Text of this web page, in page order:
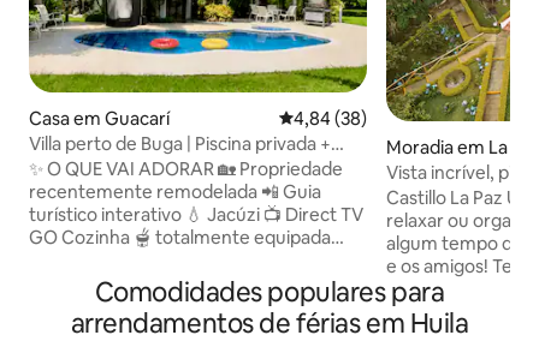
Casa em Guacarí Classificação média de 4,84
4,84 (38)
Villa perto de Buga | Piscina privada +
jacúzi
✨ O QUE VAI ADORAR 🏡 Propriedade
recentemente remodelada 📲 Guia
turístico interativo 💧 Jacúzi 📺 Direct TV
GO Cozinha 🫕 totalmente equipada
de concierge 24 horas por dia, 7 dias por
semana (em área independente) 💦
Piscina com chuveiro exterior •💆🏽‍♀️
Moradia em La
Vista incrível,
sala de eventos
Castillo La Paz Uma bela casa para
relaxar ou
algum tempo de
e os amigos! Tem
aquecido, bar ao
pingue-pongue,
eventos,
Comodidades populares para
arrendamentos de férias em Huila